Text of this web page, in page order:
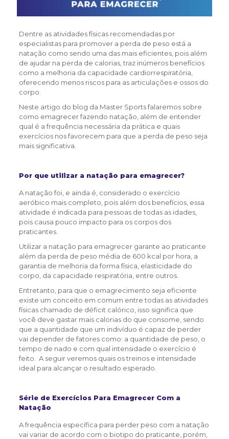
Dentre as atividades físicas recomendadas por
especialistas para promover a perda de peso está a
natação como sendo uma das mais eficientes, pois além
de ajudar na perda de calorias, traz inúmeros benefícios
como a melhoria da capacidade cardiorrespiratória,
oferecendo menos riscos para as articulações e ossos do
corpo.
Neste artigo do blog da Master Sports falaremos sobre
como emagrecer fazendo natação, além de entender
qual é a frequência necessária da prática e quais
exercícios nos favorecem para que a perda de peso seja
mais significativa.
Por que utilizar a natação para emagrecer?
A natação foi, e ainda é, considerado o exercício
aeróbico mais completo, pois além dos benefícios, essa
atividade é indicada para pessoas de todas as idades,
pois causa pouco impacto para os corpos dos
praticantes.
Utilizar a natação para emagrecer garante ao praticante
além da perda de peso média de 600 kcal por hora, a
garantia de melhoria da forma física, elasticidade do
corpo, da capacidade respiratória, entre outros.
Entretanto, para que o emagrecimento seja eficiente
existe um conceito em comum entre todas as atividades
físicas chamado de déficit calórico, isso significa que
você deve gastar mais calorias do que consome, sendo
que a quantidade que um indivíduo é capaz de perder
vai depender de fatores como: a quantidade de peso, o
tempo de nado e com qual intensidade o exercício é
feito. A seguir veremos quais os treinos e intensidade
ideal para alcançar o resultado esperado.
Série de Exercícios Para Emagrecer Com a
Natação
A frequência específica para perder peso com a natação
vai variar de acordo com o biotipo do praticante, porém,